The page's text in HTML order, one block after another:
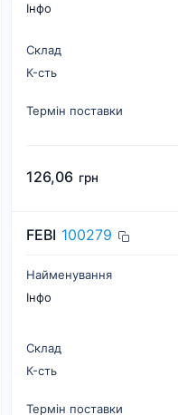
Інфо
Склад
К-cть
Термін поставки
126,06 грн
FEBI 100279
Найменування
Інфо
Склад
К-cть
Термін поставки